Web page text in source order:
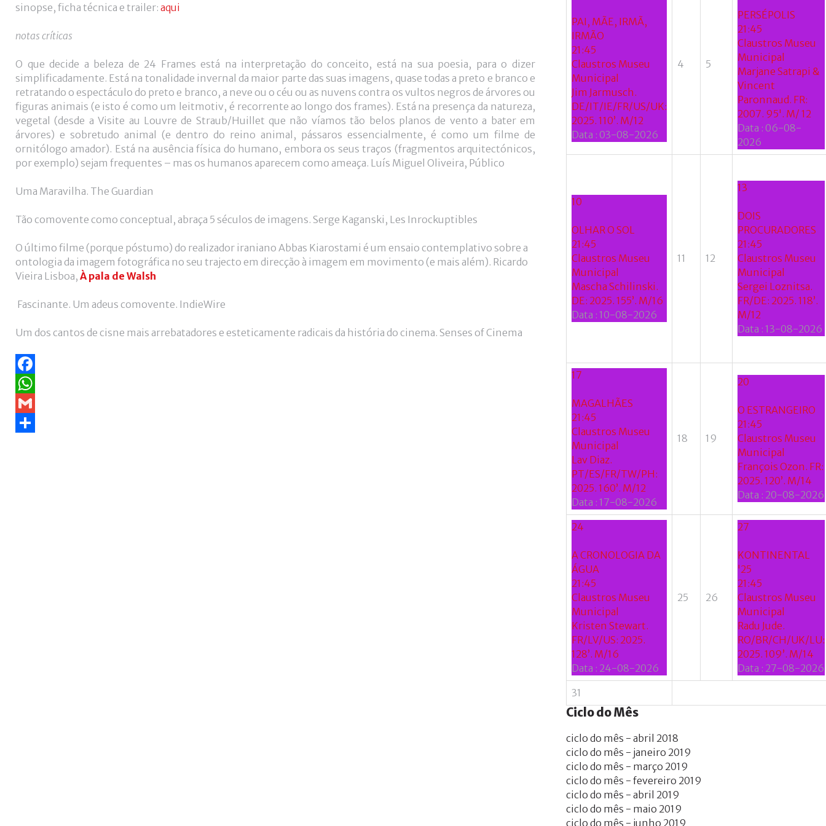
sinopse, ficha técnica e trailer: aqui
notas críticas
O que decide a beleza de 24 Frames está na interpretação do conceito, está na sua poesia, para o dizer
simplificadamente. Está na tonalidade invernal da maior parte das suas imagens, quase todas a preto e branco e
retratando o espectáculo do preto e branco,​ a neve ou o céu ou as nuvens contra os vultos negros de árvores ou
figuras animais (e isto é como um leitmotiv, é recorrente ao longo dos frames). Está na presença da natureza,
vegetal (desde a Visite au Louvre de Straub/Huillet que não víamos tão belos planos de vento a bater em
árvores) e sobretudo animal (e dentro do reino animal, pássaros essencialmente, é como um filme de
ornitólogo amador). Está na ausência física do humano, embora os seus traços (fragmentos arquitectónicos,
por exemplo) sejam frequentes – mas os humanos aparecem como ameaça. Luís Miguel Oliveira, Público
Uma Maravilha. The Guardian
Tão comovente como conceptual, abraça 5 séculos de imagens. Serge Kaganski, Les Inrockuptibles
O último filme (porque póstumo) do realizador iraniano Abbas Kiarostami é um ensaio contemplativo sobre a
ontologia da imagem fotográfica no seu trajecto em direcção à imagem em movimento (e mais além). Ricardo
Vieira Lisboa, À pala de Walsh
Fascinante. Um adeus comovente. IndieWire
Um dos cantos de cisne mais arrebatadores e esteticamente radicais da história do cinema. Senses of Cinema
Facebook
WhatsApp
Gmail
PAI, MÃE, IRMÃ,
IRMÃO
21:45
Claustros Museu
Municipal
Jim Jarmusch.
DE/IT/IE/FR/US/UK:
2025. 110’. M/12
Data : 03-08-2026
4 5
PERSÉPOLIS
21:45
Claustros Museu
Municipal
Marjane Satrapi &
Vincent
Paronnaud. FR:
2007. 95'. M/ 12
Data : 06-08-
2026
10
OLHAR O SOL
21:45
Claustros Museu
Municipal
Mascha Schilinski.
DE: 2025. 155’. M/16
Data : 10-08-2026
11 12
13
DOIS
PROCURADORES
21:45
Claustros Museu
Municipal
Sergei Loznitsa.
FR/DE: 2025. 118’.
M/12
Data : 13-08-2026
17
MAGALHÃES
21:45
Claustros Museu
Municipal
Lav Diaz.
PT/ES/FR/TW/PH:
2025. 160’. M/12
Data : 17-08-2026
18 19
20
O ESTRANGEIRO
21:45
Claustros Museu
Municipal
François Ozon. FR:
2025. 120’. M/14
Data : 20-08-2026
24
A CRONOLOGIA DA
ÁGUA
21:45
Claustros Museu
Municipal
Kristen Stewart.
FR/LV/US: 2025.
128’. M/16
Data : 24-08-2026
25 26
27
KONTINENTAL
'25
21:45
Claustros Museu
Municipal
Radu Jude.
RO/BR/CH/UK/LU:
2025. 109’. M/14
Data : 27-08-2026
31
CiclodoMês
ciclo do mês - abril 2018
ciclo do mês - janeiro 2019
ciclo do mês - março 2019
ciclo do mês - fevereiro 2019
ciclo do mês - abril 2019
ciclo do mês - maio 2019
ciclo do mês - junho 2019
do
utilizador?
Esqueceu-
se
da
senha?
Login
with
Facebook
Login
with
Google
+